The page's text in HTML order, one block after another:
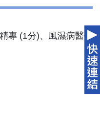
專 (1分)、風濕病醫學